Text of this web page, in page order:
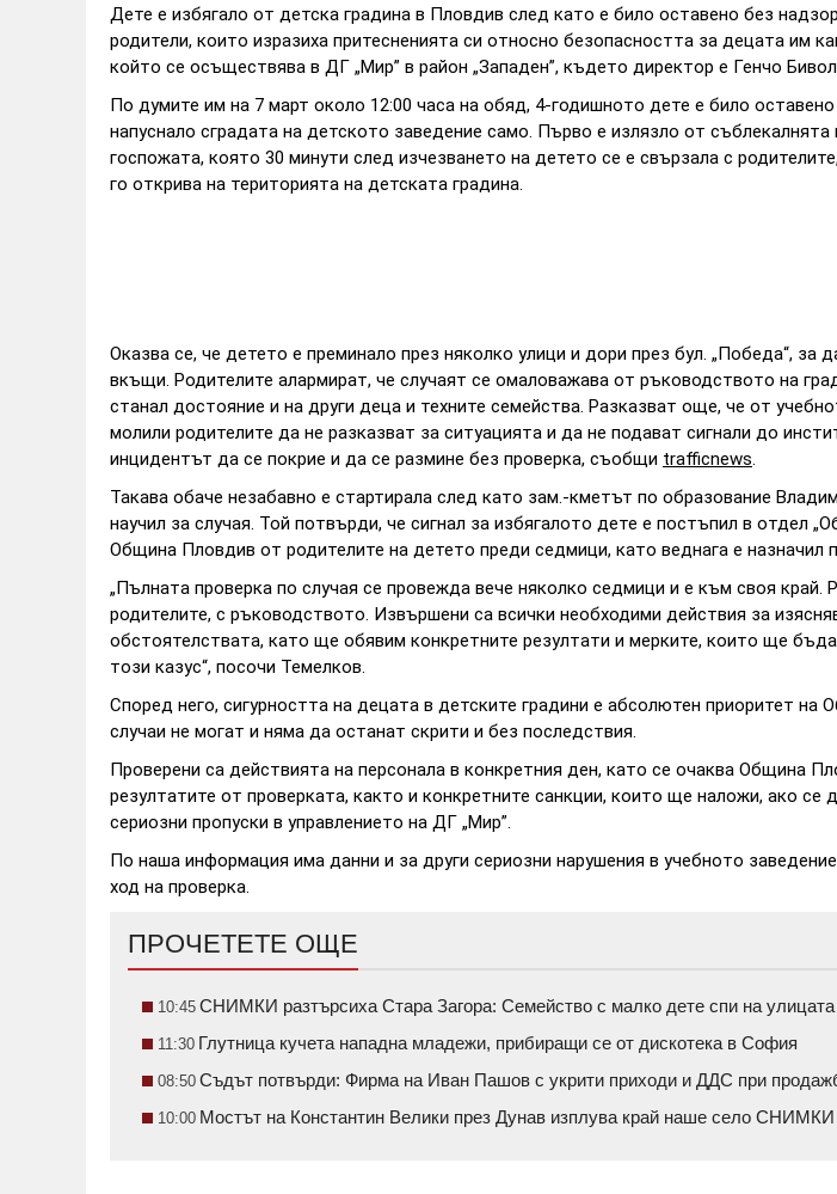
Дете е избягало от детска градина в Пловдив след като е било оставено без
родители, които изразиха притесненията си относно безопасността за децата им
който се осъществява в ДГ „Мир” в район „Западен”, където директор е Генчо
По думите им на 7 март около 12:00 часа на обяд, 4-годишното дете е било
напуснало сградата на детското заведение само. Първо е излязло от съблекалнята
госпожата, която 30 минути след изчезването на детето се е свързала с
го открива на територията на детската градина.
Оказва се, че детето е преминало през няколко улици и дори през бул. „Победа“, за
вкъщи. Родителите алармират, че случаят се омаловажава от ръководството на
станал достояние и на други деца и техните семейства. Разказват още, че от
молили родителите да не разказват за ситуацията и да не подават сигнали до
инцидентът да се покрие и да се размине без проверка, съобщи trafficnews.
Такава обаче незабавно е стартирала след като зам.-кметът по образование
научил за случая. Той потвърди, че сигнал за избягалото дете е постъпил в отдел
Община Пловдив от родителите на детето преди седмици, като веднага е назначил
„Пълната проверка по случая се провежда вече няколко седмици и е към своя край.
родителите, с ръководството. Извършени са всички необходими действия за
обстоятелствата, като ще обявим конкретните резултати и мерките, които ще
този казус“, посочи Темелков.
Според него, сигурността на децата в детските градини е абсолютен приоритет на
случаи не могат и няма да останат скрити и без последствия.
Проверени са действията на персонала в конкретния ден, като се очаква Община
резултатите от проверката, както и конкретните санкции, които ще наложи, ако се
сериозни пропуски в управлението на ДГ „Мир”.
По наша информация има данни и за други сериозни нарушения в учебното
ход на проверка.
ПРОЧЕТЕТЕ ОЩЕ
10:45 СНИМКИ разтърсиха Стара Загора: Семейство с малко дете спи на улицата
11:30 Глутница кучета нападна младежи, прибиращи се от дискотека в София
08:50 Съдът потвърди: Фирма на Иван Пашов с укрити приходи и ДДС при
10:00 Мостът на Константин Велики през Дунав изплува край наше село СНИМКИ